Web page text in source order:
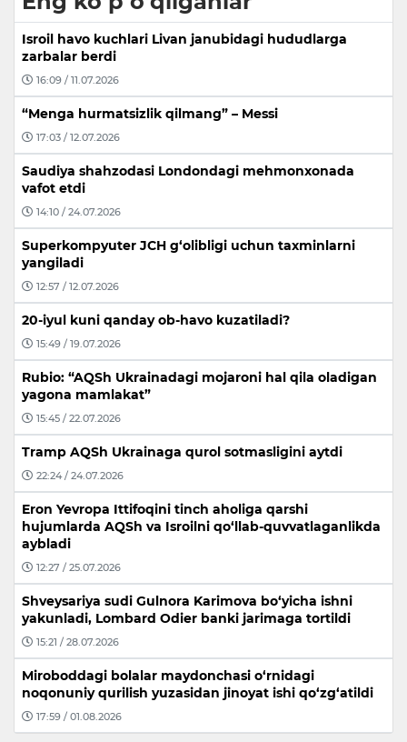
Isroil havo kuchlari Livan janubidagi hududlarga
zarbalar berdi
16:09 / 11.07.2026
“Menga hurmatsizlik qilmang” – Messi
17:03 / 12.07.2026
Saudiya shahzodasi Londondagi mehmonxonada
vafot etdi
14:10 / 24.07.2026
Superkompyuter JCH g‘olibligi uchun taxminlarni
yangiladi
12:57 / 12.07.2026
20-iyul kuni qanday ob-havo kuzatiladi?
15:49 / 19.07.2026
Rubio: “AQSh Ukrainadagi mojaroni hal qila oladigan
yagona mamlakat”
15:45 / 22.07.2026
Tramp AQSh Ukrainaga qurol sotmasligini aytdi
22:24 / 24.07.2026
Eron Yevropa Ittifoqini tinch aholiga qarshi
hujumlarda AQSh va Isroilni qo‘llab-quvvatlaganlikda
aybladi
12:27 / 25.07.2026
Shveysariya sudi Gulnora Karimova bo‘yicha ishni
yakunladi, Lombard Odier banki jarimaga tortildi
15:21 / 28.07.2026
Miroboddagi bolalar maydonchasi o‘rnidagi
noqonuniy qurilish yuzasidan jinoyat ishi qo‘zg‘atildi
17:59 / 01.08.2026